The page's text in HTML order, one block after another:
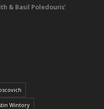
& Basil Poledouris’
Wintory